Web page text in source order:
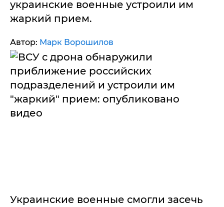
украинские военные устроили им
жаркий прием.
Автор: Марк Ворошилов
Украинские военные смогли засечь